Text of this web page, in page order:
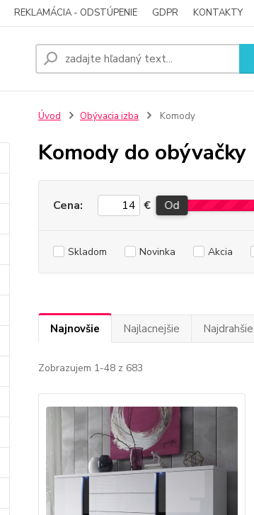
REKLAMÁCIA - ODSTÚPENIE GDPR KONTAKTY
Úvod Obývacia izba Komody
Komody do obývačky
Cena: € Od
Skladom Novinka Akcia
Najnovšie Najlacnejšie Najdrahšie
Zobrazujem 1-48 z 683